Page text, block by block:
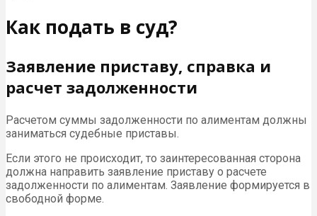
Как подать в суд?
Заявление приставу, справка и
расчет задолженности
Расчетом суммы задолженности по алиментам должны
заниматься судебные приставы.
Если этого не происходит, то заинтересованная сторона
должна направить заявление приставу о расчете
задолженности по алиментам. Заявление формируется в
свободной форме.